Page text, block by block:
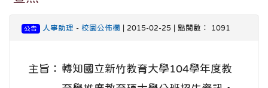
公告 人事助理 - 校園公佈欄 | 2015-02-25 | 點閱數： 1091
主旨： 轉知國立新竹教育大學104學年度教